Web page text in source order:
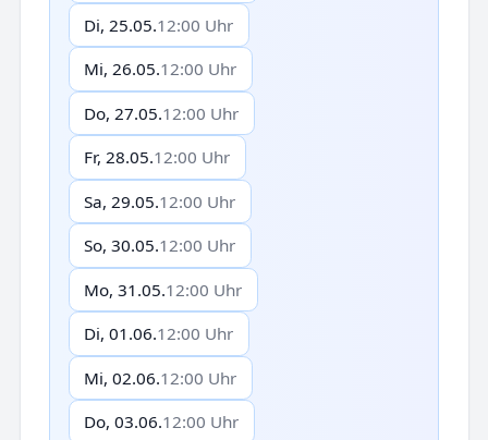
Di, 25.05.12:00 Uhr
Mi, 26.05.12:00 Uhr
Do, 27.05.12:00 Uhr
Fr, 28.05.12:00 Uhr
Sa, 29.05.12:00 Uhr
So, 30.05.12:00 Uhr
Mo, 31.05.12:00 Uhr
Di, 01.06.12:00 Uhr
Mi, 02.06.12:00 Uhr
Do, 03.06.12:00 Uhr